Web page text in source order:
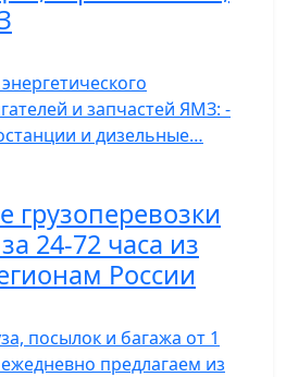
и запчастей ЯМЗ: -
и дизельные…
24-72 часа из
России
посылок и багажа от 1
предлагаем из